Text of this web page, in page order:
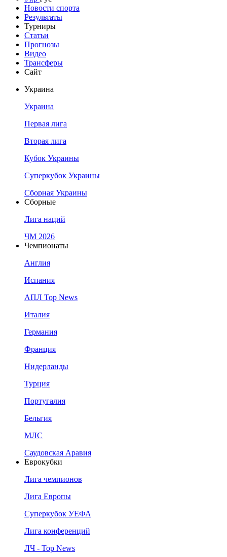
Новости спорта
Результаты
Турниры
Статьи
Прогнозы
Видео
Трансферы
Сайт
Украина
Украина
Первая лига
Вторая лига
Кубок Украины
Суперкубок Украины
Сборная Украины
Сборные
Лига наций
ЧМ 2026
Чемпионаты
Англия
Испания
АПЛ Top News
Италия
Германия
Франция
Нидерланды
Турция
Португалия
Бельгия
МЛС
Саудовская Аравия
Еврокубки
Лига чемпионов
Лига Европы
Суперкубок УЕФА
Лига конференций
ЛЧ - Top News